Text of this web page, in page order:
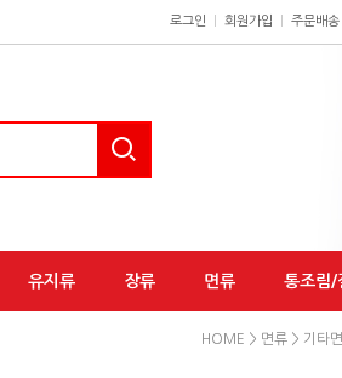
로그인 회원가입 주문배송
유지류 장류 면류 통조림/
HOME > 면류 > 기타